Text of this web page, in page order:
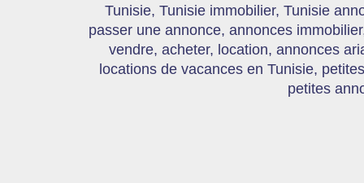
Tunisie, Tunisie immobilier, Tunisie
passer une annonce, annonces
vendre, acheter, location, annonces
locations de vacances en Tunisie,
petites